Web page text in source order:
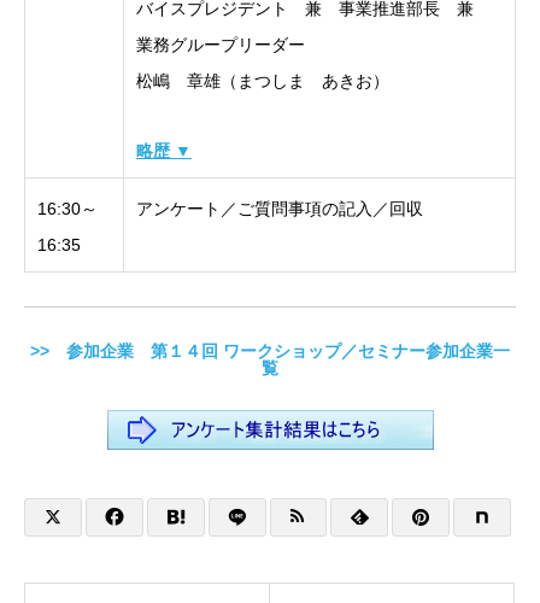
バイスプレジデント 兼 事業推進部長 兼
業務グループリーダー
松嶋 章雄（まつしま あきお）
略歴 ▼
16:30～
16:35
アンケート／ご質問事項の記入／回収
>> 参加企業 第１４回 ワークショップ／セミナー参加企業一
覧